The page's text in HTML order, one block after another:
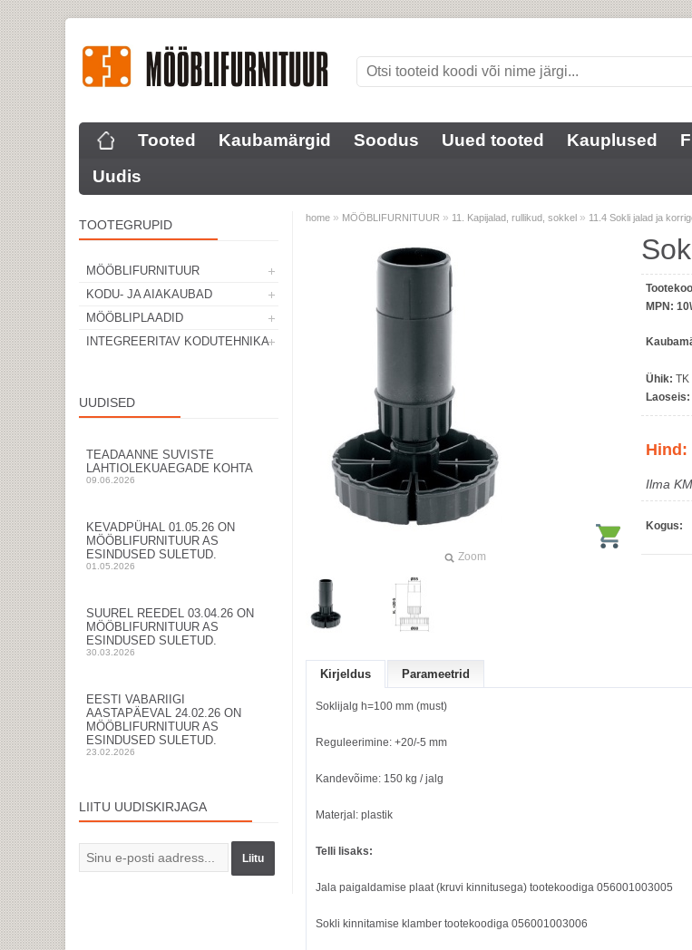
Tooted Kaubamärgid Soodus Uued tooted Kauplused
Uudis
TOOTEGRUPID
MÖÖBLIFURNITUUR
KODU- JA AIAKAUBAD
MÖÖBLIPLAADID
INTEGREERITAV KODUTEHNIKA
UUDISED
TEADAANNE SUVISTE
LAHTIOLEKUAEGADE KOHTA
09.06.2026
KEVADPÜHAL 01.05.26 ON
MÖÖBLIFURNITUUR AS
ESINDUSED SULETUD.
01.05.2026
SUUREL REEDEL 03.04.26 ON
MÖÖBLIFURNITUUR AS
ESINDUSED SULETUD.
30.03.2026
EESTI VABARIIGI
AASTAPÄEVAL 24.02.26 ON
MÖÖBLIFURNITUUR AS
ESINDUSED SULETUD.
23.02.2026
LIITU UUDISKIRJAGA
Liitu
home » MÖÖBLIFURNITUUR » 11. Kapijalad, rullikud, sokkel » 11.4 Sokli jalad ja
Laos
Zoom
MPN:
Ühik: TK
Laoseis:
Hind:
Ilma
Kogus:
Kirjeldus Parameetrid
Soklijalg h=100 mm (must)
Reguleerimine: +20/-5 mm
Kandevõime: 150 kg / jalg
Materjal: plastik
Telli lisaks:
Jala paigaldamise plaat (kruvi kinnitusega) tootekoodiga 056001003005
Sokli kinnitamise klamber tootekoodiga 056001003006